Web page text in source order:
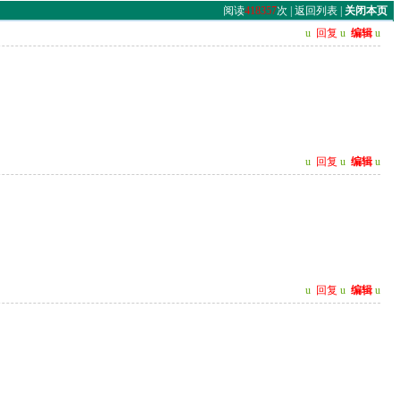
阅读418357次 | 返回列表| 关闭本页
u 回复 u 编辑 u
u 回复 u 编辑 u
u 回复 u 编辑 u